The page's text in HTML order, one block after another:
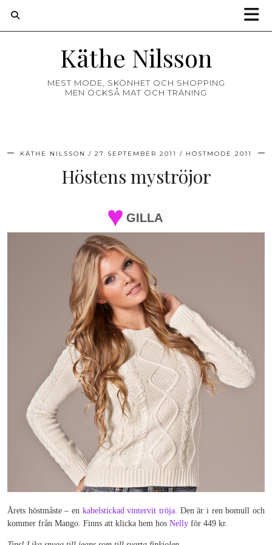
Käthe Nilsson
MEST MODE, SKÖNHET OCH SHOPPING
MEN OCKSÅ MAT OCH TRÄNING
KÄTHE NILSSON 27 SEPTEMBER 2011 HÖSTMODE 2011
Höstens myströjor
GILLA
Årets höstmåste – en kabelstickad vintervit tröja. Den är i ren bomull och
kommer från Mango. Finns att klicka hem hos Nelly för 449 kr.